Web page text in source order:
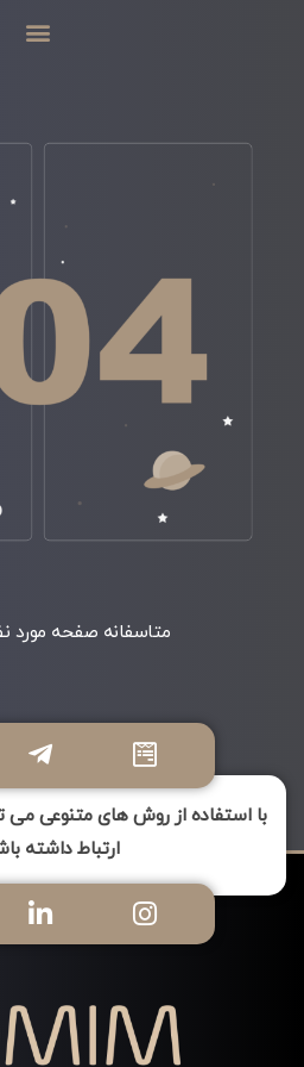
متاسفانه صفحه مورد
با استفاده از روش های متنوعی می
ارتباط داشته